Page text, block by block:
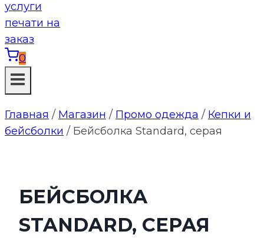
0
Главная / Магазин / Промо одежда / Кепки и
бейсболки / Бейсболка Standard, серая
БЕЙСБОЛКА
STANDARD, СЕРАЯ